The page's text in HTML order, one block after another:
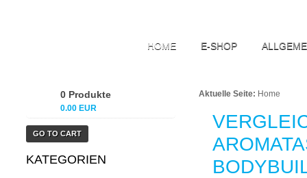
HOME E-SHOP
Aktuelle Seite: Home
0 Produkte
0.00 EUR
GO TO CART
KATEGORIEN